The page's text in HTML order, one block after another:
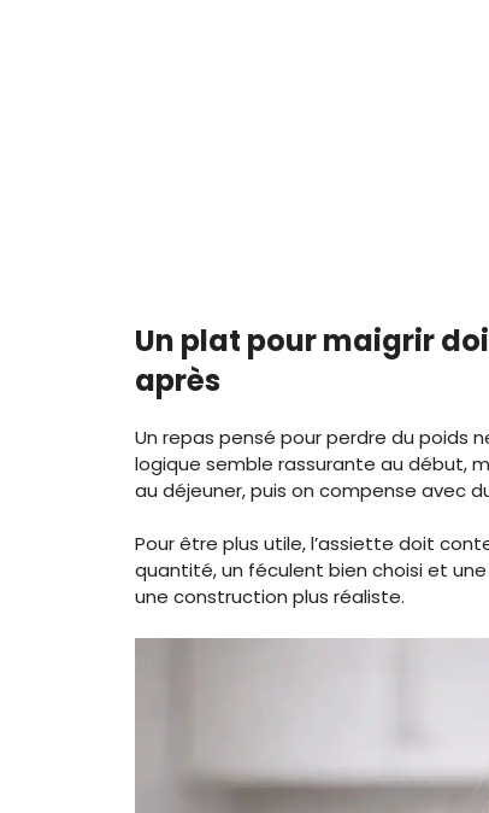
Un plat pour maigrir
après
Un repas pensé pour perdre du poids
logique semble rassurante au début,
au déjeuner, puis on compense avec
Pour être plus utile, l’assiette doit
quantité, un féculent bien choisi et
une construction plus réaliste.